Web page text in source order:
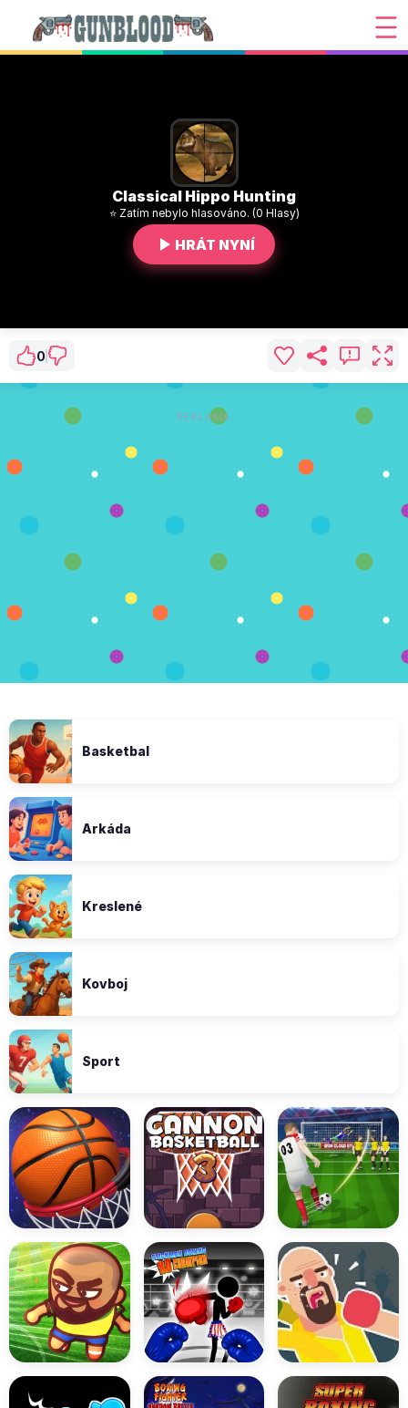
Classical Hippo Hunting
⭐ Zatím nebylo hlasováno. (0 Hlasy)
HRÁT NYNÍ
0
REKLAMA
Basketbal
Arkáda
Kreslené
Kovboj
Sport